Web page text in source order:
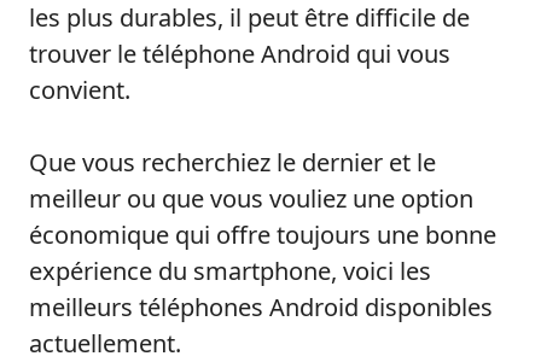
les plus durables, il peut être difficile de
trouver le téléphone Android qui vous
convient.
Que vous recherchiez le dernier et le
meilleur ou que vous vouliez une option
économique qui offre toujours une bonne
expérience du smartphone, voici les
meilleurs téléphones Android disponibles
actuellement.